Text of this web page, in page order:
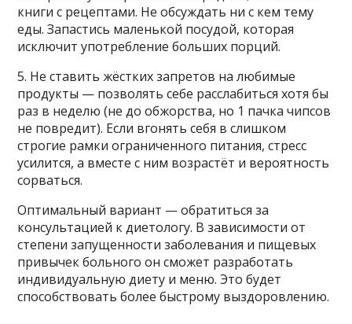
книги с рецептами. Не обсуждать ни с кем тему
еды. Запастись маленькой посудой, которая
исключит употребление больших порций.
5. Не ставить жёстких запретов на любимые
продукты — позволять себе расслабиться хотя бы
раз в неделю (не до обжорства, но 1 пачка чипсов
не повредит). Если вгонять себя в слишком
строгие рамки ограниченного питания, стресс
усилится, а вместе с ним возрастёт и вероятность
сорваться.
Оптимальный вариант — обратиться за
консультацией к диетологу. В зависимости от
степени запущенности заболевания и пищевых
привычек больного он сможет разработать
индивидуальную диету и меню. Это будет
способствовать более быстрому выздоровлению.